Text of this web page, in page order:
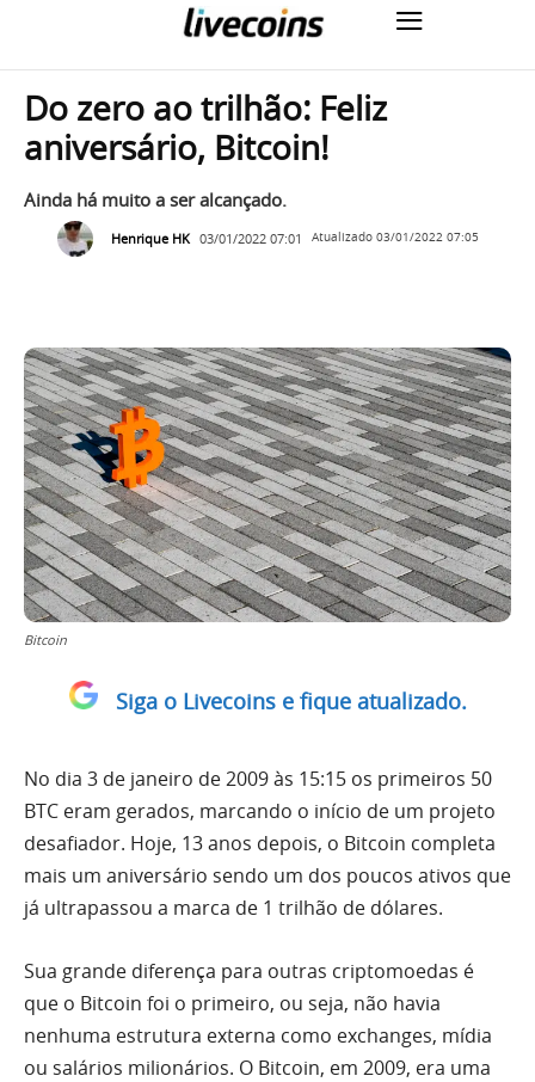
Do zero ao trilhão: Feliz
aniversário, Bitcoin!
Ainda há muito a ser alcançado.
Henrique HK 03/01/2022 07:01 Atualizado 03/01/2022 07:05
Bitcoin
Siga o Livecoins e fique atualizado.
No dia 3 de janeiro de 2009 às 15:15 os primeiros 50
BTC eram gerados, marcando o início de um projeto
desafiador. Hoje, 13 anos depois, o Bitcoin completa
mais um aniversário sendo um dos poucos ativos que
já ultrapassou a marca de 1 trilhão de dólares.
Sua grande diferença para outras criptomoedas é
que o Bitcoin foi o primeiro, ou seja, não havia
nenhuma estrutura externa como exchanges, mídia
ou salários milionários. O Bitcoin, em 2009, era uma